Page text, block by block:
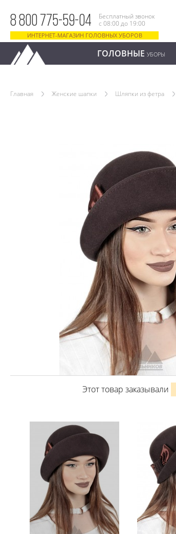
8 800 775-59-04
Бесплатный звонок
с 08:00 до 19:00
ИНТЕРНЕТ-МАГАЗИН ГОЛОВНЫХ УБОРОВ
ГОЛОВНЫЕ УБОРЫ
Главная Женские шапки Шляпки из фетра
Этот товар заказывали